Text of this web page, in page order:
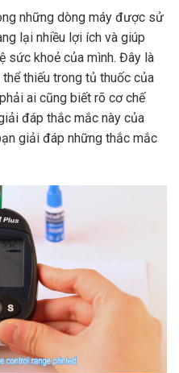
những dòng máy được sử
lại nhiều lợi ích và giúp
sức khoẻ của mình. Đây là
thiếu trong tủ thuốc của
ai cũng biết rõ cơ chế
đáp thắc mắc này của
giải đáp những thắc mắc